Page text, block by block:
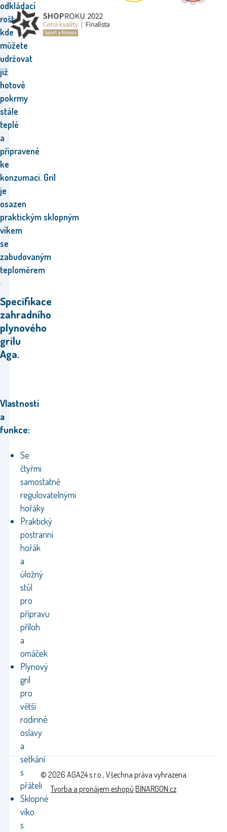
odkládací
rošt,
kde
můžete
udržovat
již
hotové
pokrmy
stále
teplé
a
připravené
ke
konzumaci. Gril
je
osazen
praktickýmsklopným
víkem
se
zabudovaným
teploměrem
Specifikace
zahradního
plynového
grilu
Aga.
Vlastnosti
a
funkce:
Se
čtyřmi
samostatně
regulovatelnými
hořáky
Praktický
postranní
hořák
a
úložný
stůl
pro
přípravu
příloh
a
omáček
Plynový
gril
pro
větší
rodinné
oslavy
a
setkání
s
přáteli
Sklopné
víko
s
© 2026 AGA24 s.r.o., Všechna práva vyhrazena
Tvorba a pronájem eshopů BINARGON.cz